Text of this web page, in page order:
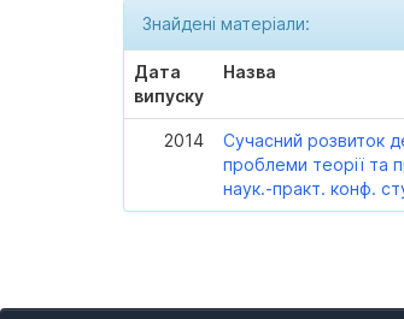
Знайдені матеріали:
Дата
випуску
Назва
2014
Сучасний розвиток
проблеми теорії та
наук.-практ. конф.